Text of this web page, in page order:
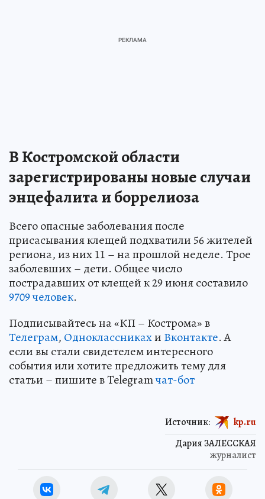
В Костромской области
зарегистрированы новые случаи
энцефалита и боррелиоза
Всего опасные заболевания после
присасывания клещей подхватили 56 жителей
региона, из них 11 – на прошлой неделе. Трое
заболевших – дети. Общее число
пострадавших от клещей к 29 июня составило
9709 человек.
Подписывайтесь на «КП – Кострома» в
Телеграм, Одноклассникахи Вконтакте. А
если вы стали свидетелем интересного
события или хотите предложить тему для
статьи – пишите в Telegramчат-бот
Дария ЗАЛЕССКАЯ
журналист
Источник: kp.ru